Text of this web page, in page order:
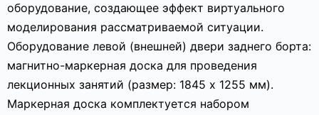
оборудование, создающее эффект виртуального
моделирования рассматриваемой ситуации.
Оборудование левой (внешней) двери заднего борта:
магнитно-маркерная доска для проведения
лекционных занятий (размер: 1845 х 1255 мм).
Маркерная доска комплектуется набором